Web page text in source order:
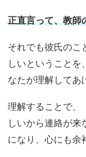
正直言って、教師
それでも彼氏のこ
しいということ
なたが理解してあ
理解することで、
しいから連絡が来
になり、心にも余